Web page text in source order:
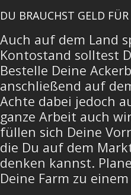
DU BRAUCHST GELD
Auch auf dem Land
Kontostand solltest
Bestelle Deine
anschließend auf
Achte dabei jedoch
ganze Arbeit auch
füllen sich Deine
die Du auf dem
denken kannst.
Deine Farm zu